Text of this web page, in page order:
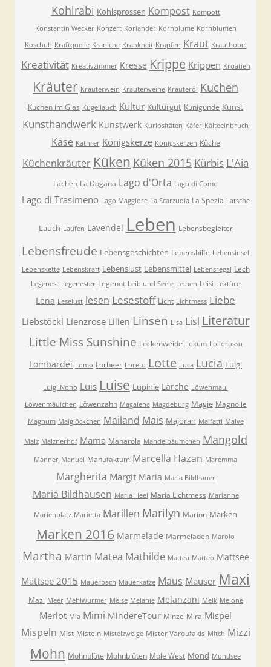
Kohlrabi Kohlsprossen Kompost Kompott
Konstantin Wecker Konzert Koriander Kornblume Kornblumen
Koschuh Kraftquelle Kraniche Krankheit Krapfen Kraut Krauthobel
Kreativität Kreativzimmer Kresse Krippe Krippen Kroatien
Kräuter Kräuterwein Kräuterweine Kräuteröl Kuchen
Kuchen im Glas Kugellauch Kultur Kulturgut Kunigunde Kunst
Kunsthandwerk Kunstwerk Kuriositäten Käfer Kälteeinbruch
Käse Käthrer Königskerze Königskerzen Küche
Küchenkräuter Küken Küken 2015 Kürbis L'Aia
Lachen La Dogana Lago d'Orta Lago di Como
Lago di Trasimeno Lago Maggiore La Scarzuola La Spezia Latsche
Lauch Laufen Lavendel Leben Lebensbegleiter
Lebensfreude Lebensgeschichten Lebenshilfe Lebensinsel
Lebenskette Lebenskraft Lebenslust Lebensmittel Lebensregal Lech
Legenest Legenester Legenot Leib und Seele Leinen Leisi Lektüre
Lena Leselust lesen Lesestoff Licht Lichtmess Liebe
Liebstöckl Lienzrose Lilien Linsen Lisa Lisl Literatur
Little Miss Sunshine Lockenweide Lokum Lollorosso
Lombardei Lomo Lorbeer Loreto Lotte Luca Lucia Luigi
Luigi Nono Luis Luise Lupinie Lärche Löwenmaul
Löwenmäulchen Löwenzahn Magalena Magdeburg Magie Magnolie
Magnum Maiglöckchen Mailand Mais Majoran Malfatti Malve
Malz Malznerhof Mama Manarola Mandelbäumchen Mangold
Manner Manuel Manufaktum Marcella Hazan Maremma
Margherita Margit Maria Maria Bildhauer
Maria Bildhausen Maria Heel Maria Lichtmess Marianne
Marienplatz Marietta Marillen Marilyn Marion Marken
Marken 2016 Marmelade Marmeladen Marolo
Martha Martin Matea Mathilde Mattea Matteo Mattsee
Mattsee 2015 Mauerbach Mauerkatze Maus Mauser Maxi
Mazi Meer Mehlwürmer Meise Melanie Melanzani Melk Melone
Merlot Mia Mimi MindereTour Minze Mira Mispel
Mispeln Mist Misteln Mistelzweige Mister Varoufakis Mitch Mizzi
Mohn Mohnblüte Mohnblüten Mole West Mond Mondsee